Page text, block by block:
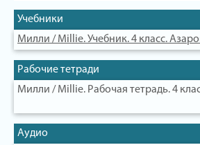
Учебники
Милли / Millie. Учебник. 4 класс.
Рабочие тетради
Милли / Millie. Рабочая тетрадь. 4
Аудио